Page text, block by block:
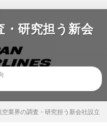
・研究担う新会
空業界の調査・研究担う新会社設立